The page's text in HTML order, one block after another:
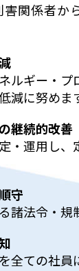
関係者か
ルギー・
減に努めま
継続的改善
・運用し、
守
諸法令・規
全ての社員